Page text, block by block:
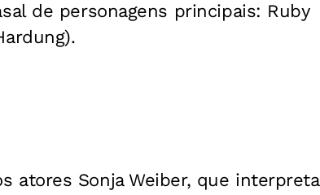
de personagens principais: Ruby
atores Sonja Weiber, que interpreta